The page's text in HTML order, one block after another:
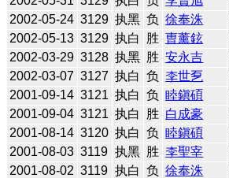
2002-05-24 3129 执黑 负 徐奉洙
2002-05-13 3129 执白 胜 曺薰鉉
2002-03-29 3128 执黑 胜 安永吉
2002-03-07 3127 执白 负 李世乭
2001-09-14 3121 执白 负 睦鎭碩
2001-09-04 3121 执白 胜 白成豪
2001-08-14 3120 执白 负 睦鎭碩
2001-08-03 3119 执黑 胜 李聖宰
2001-08-02 3119 执白 负 徐奉洙